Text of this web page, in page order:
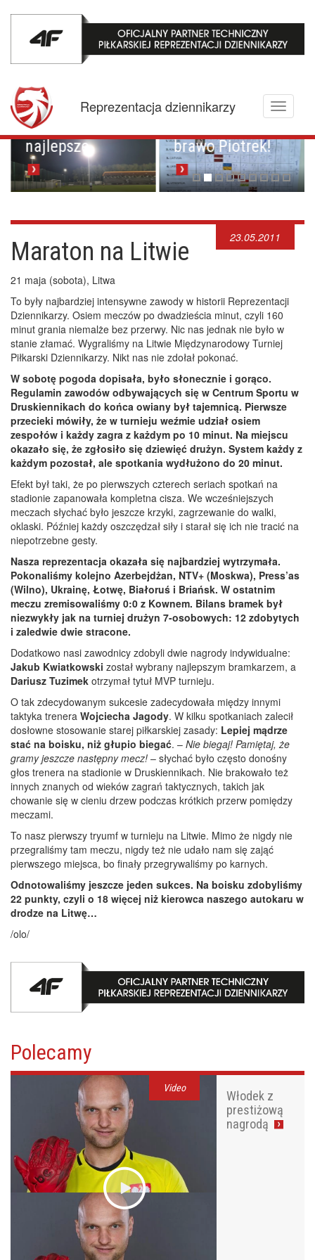
Toggle
Reprezentacja dziennikarzy
Mistrzowskie
karne z
Pucharowa
przygoda trwa w
najlepsze
Brawo Lenkija,
brawo Piotrek!
23.05.2011
Maraton na Litwie
21 maja (sobota), Litwa
To były najbardziej intensywne zawody w historii Reprezentacji
Dziennikarzy. Osiem meczów po dwadzieścia minut, czyli 160
minut grania niemalże bez przerwy. Nic nas jednak nie było w
stanie złamać. Wygraliśmy na Litwie Międzynarodowy Turniej
Piłkarski Dziennikarzy. Nikt nas nie zdołał pokonać.
W sobotę pogoda dopisała, było słonecznie i gorąco.
Regulamin zawodów odbywających się w Centrum Sportu w
Druskiennikach do końca owiany był tajemnicą. Pierwsze
przecieki mówiły, że w turnieju weźmie udział osiem
zespołów i każdy zagra z każdym po 10 minut. Na miejscu
okazało się, że zgłosiło się dziewięć drużyn. System każdy z
każdym pozostał, ale spotkania wydłużono do 20 minut.
Efekt był taki, że po pierwszych czterech seriach spotkań na
stadionie zapanowała kompletna cisza. We wcześniejszych
meczach słychać było jeszcze krzyki, zagrzewanie do walki,
oklaski. Później każdy oszczędzał siły i starał się ich nie tracić na
niepotrzebne gesty.
Nasza reprezentacja okazała się najbardziej wytrzymała.
Pokonaliśmy kolejno Azerbejdżan, NTV+ (Moskwa), Press’as
(Wilno), Ukrainę, Łotwę, Białoruś i Briańsk. W ostatnim
meczu zremisowaliśmy 0:0 z Kownem. Bilans bramek był
niezwykły jak na turniej drużyn 7-osobowych: 12 zdobytych
i zaledwie dwie stracone.
Dodatkowo nasi zawodnicy zdobyli dwie nagrody indywidualne:
Jakub Kwiatkowski został wybrany najlepszym bramkarzem, a
Dariusz Tuzimek otrzymał tytuł MVP turnieju.
O tak zdecydowanym sukcesie zadecydowała między innymi
taktyka trenera Wojciecha Jagody. W kilku spotkaniach zalecił
dosłowne stosowanie starej piłkarskiej zasady: Lepiej mądrze
stać na boisku, niż głupio biegać. – Nie biegaj! Pamiętaj, że
gramy jeszcze następny mecz! – słychać było często donośny
głos trenera na stadionie w Druskiennikach. Nie brakowało też
innych znanych od wieków zagrań taktycznych, takich jak
chowanie się w cieniu drzew podczas krótkich przerw pomiędzy
meczami.
To nasz pierwszy tryumf w turnieju na Litwie. Mimo że nigdy nie
przegraliśmy tam meczu, nigdy też nie udało nam się zająć
pierwszego miejsca, bo finały przegrywaliśmy po karnych.
Odnotowaliśmy jeszcze jeden sukces. Na boisku zdobyliśmy
22 punkty, czyli o 18 więcej niż kierowca naszego autokaru w
drodze na Litwę…
/olo/
Polecamy
Video
Włodek z
prestiżową
nagrodą